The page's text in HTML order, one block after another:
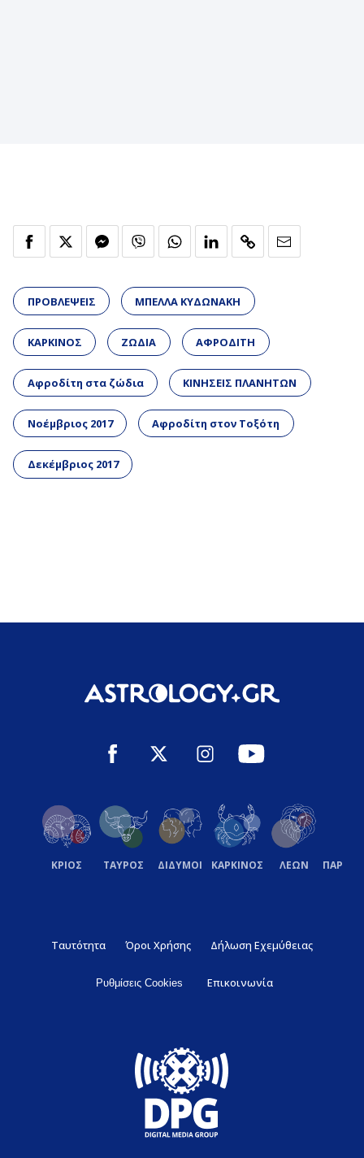
ΠΡΟΒΛΕΨΕΙΣ ΜΠΕΛΛΑ ΚΥΔΩΝΑΚΗ
ΚΑΡΚΙΝΟΣ ΖΩΔΙΑ ΑΦΡΟΔΙΤΗ
Αφροδίτη στα ζώδια ΚΙΝΗΣΕΙΣ ΠΛΑΝΗΤΩΝ
Νοέμβριος 2017 Αφροδίτη στον Τοξότη
Δεκέμβριος 2017
ΚΡΙΟΣ ΤΑΥΡΟΣ ΔΙΔΥΜΟΙ ΚΑΡΚΙΝΟΣ ΛΕΩΝ
Ταυτότητα Όροι Χρήσης Δήλωση Εχεμύθειας
Ρυθμίσεις Cookies Επικοινωνία